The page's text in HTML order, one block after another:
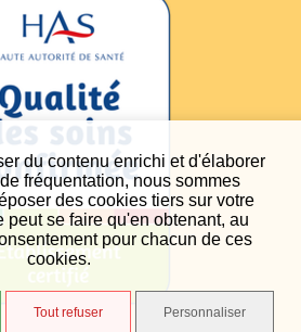
du contenu enrichi et d'élaborer
fréquentation, nous sommes
des cookies tiers sur votre
peut se faire qu'en obtenant, au
pour chacun de ces
cookies.
Tout refuser Personnaliser